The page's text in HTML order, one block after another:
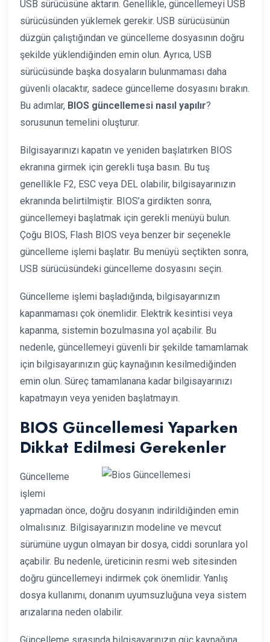
USB sürücüsüne aktarın. Genellikle, güncellemeyi USB
sürücüsünden yüklemek gerekir. USB sürücüsünün
düzgün çalıştığından ve güncelleme dosyasının doğru
şekilde yüklendiğinden emin olun. Ayrıca, USB
sürücüsünde başka dosyaların bulunmaması daha
güvenli olacaktır, sadece güncelleme dosyasını bırakın.
Bu adımlar, BIOS güncellemesi nasıl yapılır?
sorusunun temelini oluşturur.
Bilgisayarınızı kapatın ve yeniden başlatırken BIOS
ekranına girmek için gerekli tuşa basın. Bu tuş
genellikle F2, ESC veya DEL olabilir, bilgisayarınızın
ekranında belirtilmiştir. BIOS’a girdikten sonra,
güncellemeyi başlatmak için gerekli menüyü bulun.
Çoğu BIOS, Flash BIOS veya benzer bir seçenekle
güncelleme işlemi başlatır. Bu menüyü seçtikten sonra,
USB sürücüsündeki güncelleme dosyasını seçin.
Güncelleme işlemi başladığında, bilgisayarınızın
kapanmaması çok önemlidir. Elektrik kesintisi veya
kapanma, sistemin bozulmasına yol açabilir. Bu
nedenle, güncellemeyi güvenli bir şekilde tamamlamak
için bilgisayarınızın güç kaynağının kesilmediğinden
emin olun. Süreç tamamlanana kadar bilgisayarınızı
kapatmayın veya yeniden başlatmayın.
BIOS Güncellemesi Yaparken
Dikkat Edilmesi Gerekenler
Güncelleme
işlemi
yapmadan önce, doğru dosyanın indirildiğinden emin
olmalısınız. Bilgisayarınızın modeline ve mevcut
sürümüne uygun olmayan bir dosya, ciddi sorunlara yol
açabilir. Bu nedenle, üreticinin resmi web sitesinden
doğru güncellemeyi indirmek çok önemlidir. Yanlış
dosya kullanımı, donanım uyumsuzluğuna veya sistem
arızalarına neden olabilir.